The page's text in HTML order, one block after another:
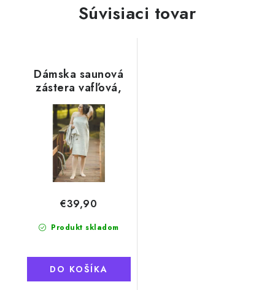
Súvisiaci tovar
Dámska saunová
zástera vafľová,
motív vedro
Produkt skladom
€39,90
DO KOŠÍKA